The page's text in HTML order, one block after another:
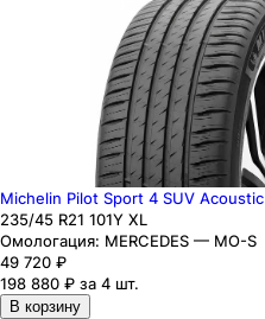
Michelin Pilot Sport 4 SUV Acoustic
235/45 R21 101Y XL
Омологация: MERCEDES — MO-S
49 720 ₽
198 880 ₽ за 4 шт.
В корзину